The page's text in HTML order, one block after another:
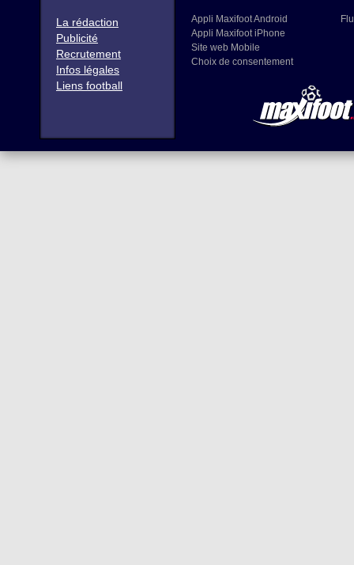
La rédaction
Publicité
Recrutement
Infos légales
Liens football
Appli Maxifoot Android
Appli Maxifoot iPhone
Site web Mobile
Choix de consentement